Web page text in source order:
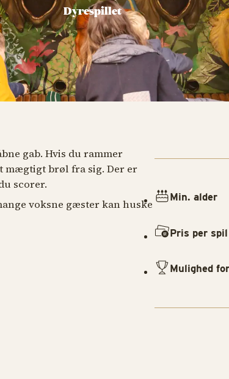
Dyrespillet
gab. Hvis du rammer
mægtigt brøl fra sig. Der er
scorer.
voksne gæster kan huske
Min. alder
Pris per spil
Mulighed